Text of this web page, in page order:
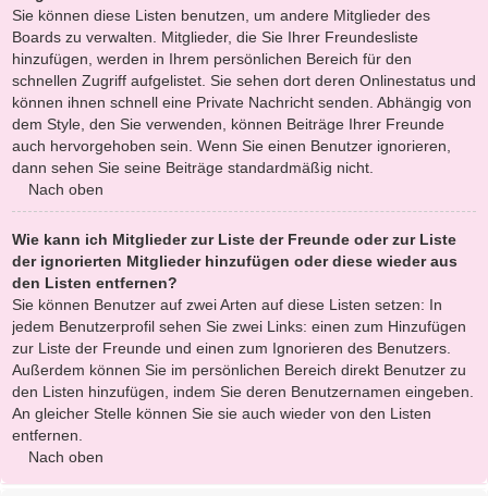
Sie können diese Listen benutzen, um andere Mitglieder des
Boards zu verwalten. Mitglieder, die Sie Ihrer Freundesliste
hinzufügen, werden in Ihrem persönlichen Bereich für den
schnellen Zugriff aufgelistet. Sie sehen dort deren Onlinestatus und
können ihnen schnell eine Private Nachricht senden. Abhängig von
dem Style, den Sie verwenden, können Beiträge Ihrer Freunde
auch hervorgehoben sein. Wenn Sie einen Benutzer ignorieren,
dann sehen Sie seine Beiträge standardmäßig nicht.
Nach oben
Wie kann ich Mitglieder zur Liste der Freunde oder zur Liste
der ignorierten Mitglieder hinzufügen oder diese wieder aus
den Listen entfernen?
Sie können Benutzer auf zwei Arten auf diese Listen setzen: In
jedem Benutzerprofil sehen Sie zwei Links: einen zum Hinzufügen
zur Liste der Freunde und einen zum Ignorieren des Benutzers.
Außerdem können Sie im persönlichen Bereich direkt Benutzer zu
den Listen hinzufügen, indem Sie deren Benutzernamen eingeben.
An gleicher Stelle können Sie sie auch wieder von den Listen
entfernen.
Nach oben